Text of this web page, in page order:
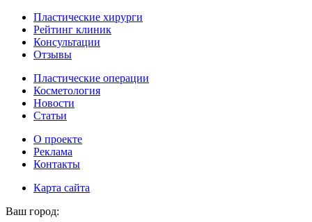
Пластические хирурги
Рейтинг клиник
Консультации
Отзывы
Пластические операции
Косметология
Новости
Статьи
О проекте
Реклама
Контакты
Карта сайта
Ваш город: